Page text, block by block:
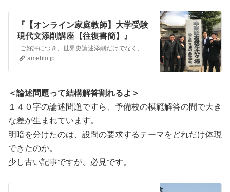
『【オンライン家庭教師】大学受験
現代文添削講座【往復書簡】』
ご好評につき、世界史論述添削だけでなく、現代文の添削講座も公式に開講することとなりました！ ２０２５年度入試、一橋大学商学部合格という実績を引っ提げて、…
ameblo.jp
＜論述問題って結構解答割れるよ＞
１４０字の論述問題ですら、予備校の模範解答の間で大き
な差が生まれています。
明暗を分けたのは、設問の要求するテーマをどれだけ体現
できたのか。
少し古い記事ですが、必見です。